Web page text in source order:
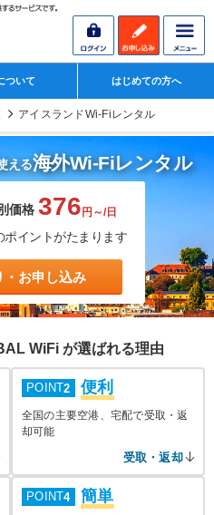
ついて はじめての方へ
アイスランドWi-Fiレンタル
える海外Wi-Fiレンタル
価格 376円～/日
ポイントがたまります
・お申し込み
WiFi が選ばれる理由
POINT2 便利
全国の主要空港、宅配で受取・返
却可能
受取・返却
POINT4 簡単